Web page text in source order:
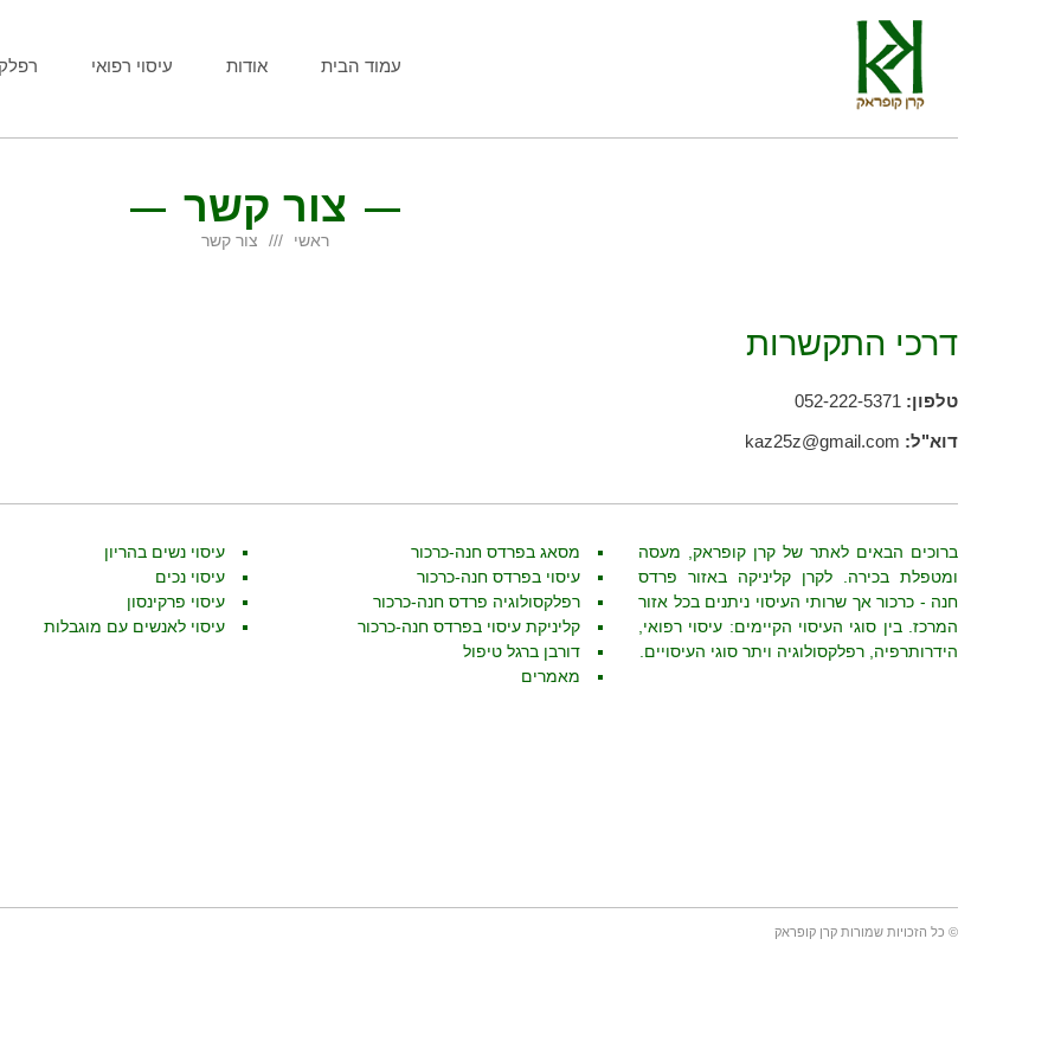
עמוד הבית אודות עיסוי רפואי
צור קשר
ראשי צור קשר
דרכי התקשרות
טלפון: 052-222-5371
דוא"ל: kaz25z@gmail.com
ברוכים הבאים לאתר של קרן קופראק, מעסה
ומטפלת בכירה. לקרן קליניקה באזור פרדס
חנה - כרכור אך שרותי העיסוי ניתנים בכל אזור
המרכז. בין סוגי העיסוי הקיימים: עיסוי רפואי,
הידרותרפיה, רפלקסולוגיה ויתר סוגי העיסויים.
מסאג בפרדס חנה-כרכור
עיסוי בפרדס חנה-כרכור
רפלקסולוגיה פרדס חנה-כרכור
קליניקת עיסוי בפרדס חנה-כרכור
דורבן ברגל טיפול
מאמרים
עיסוי נשים בהריון
עיסוי נכים
עיסוי פרקינסון
עיסוי לאנשים עם מוגבלות
© כל הזכויות שמורות קרן קופראק